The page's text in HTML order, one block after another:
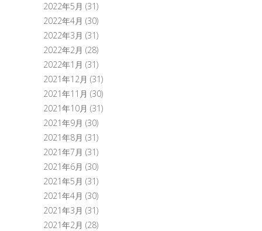
2022年5月 (31)
2022年4月 (30)
2022年3月 (31)
2022年2月 (28)
2022年1月 (31)
2021年12月 (31)
2021年11月 (30)
2021年10月 (31)
2021年9月 (30)
2021年8月 (31)
2021年7月 (31)
2021年6月 (30)
2021年5月 (31)
2021年4月 (30)
2021年3月 (31)
2021年2月 (28)